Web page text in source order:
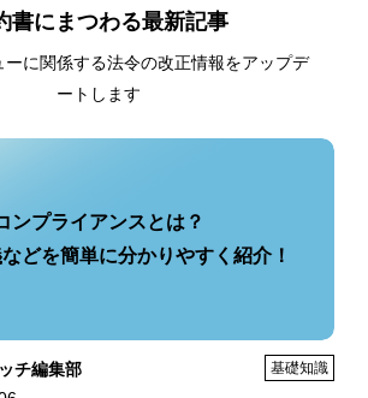
書にまつわる最新記事
ーに関係する法令の改正情報をアップデ
ートします
ンプライアンスとは？
どを簡単に分かりやすく紹介！
チ編集部
基礎知識